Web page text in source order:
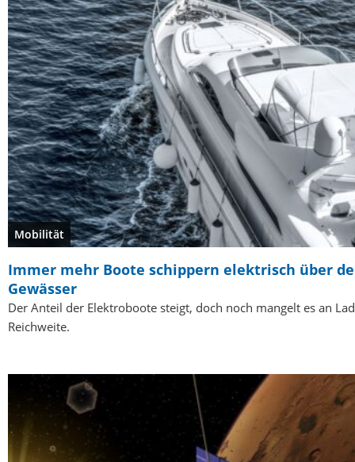
Mobilität
Immer mehr Boote schippern elektrisch über
Gewässer
Der Anteil der Elektroboote steigt, doch noch mangelt es an
Reichweite.